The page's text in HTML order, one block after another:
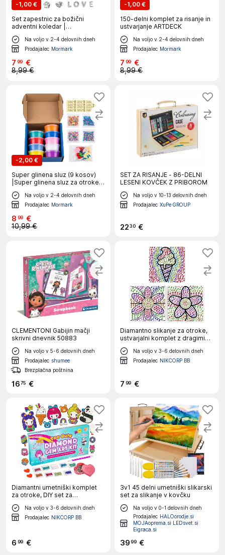
-1,00 €
Set zapestnic za božični
adventni koledar |
ADVENTBRACE
Na voljo v 2-4 delovnih dneh
Prodajalec Mormark
7 99 €
8,99 €
-1,00 €
150-delni komplet za risanje in
ustvarjanje ARTDECK
Na voljo v 2-4 delovnih dneh
Prodajalec Mormark
7 99 €
8,99 €
-2,00 €
Super glinena sluz (9 kosov)
|Super glinena sluz za otroke 9
kosov, mehka nestrupena
slime igrača proti stresu,
ustvarjalna barvna sluz |
Na voljo v 2-4 delovnih dneh
Prodajalec Mormark
8 99 €
10,99 €
SET ZA RISANJE - 86-DELNI
LESENI KOVČEK Z PRIBOROM
Na voljo v 10-13 delovnih dneh
Prodajalec XuPe GROUP
2230 €
CLEMENTONI Gabijin mačji
skrivni dnevnik 50883
Na voljo v 5-6 delovnih dneh
Prodajalec shumee
Brezplačna poštnina
1675 €
Diamantno slikanje za otroke,
ustvarjalni komplet z dragimi
kamni, 17 x 17 cm, 3 vzorci,
razvijanje otroške kreativnosti
Na voljo v 3-6 delovnih dneh
Prodajalec NIKCORP BB
7 99 €
Diamantni umetniški komplet
za otroke, DIY set za
ustvarjanje z 2000 dragulji,
božični motiv, nalepke in
pripomočki
Na voljo v 3-6 delovnih dneh
Prodajalec NIKCORP BB
6 99 €
3v1 45 delni umetniški slikarski
set za slikanje v kovčku
Na voljo v 0-1 delovnih dneh
Prodajalec HALOorodje.si
MOJAoprema.si LEDsvet.si
Eigraca.si
3999 €